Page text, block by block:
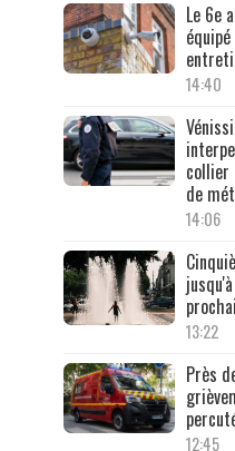
Le 6e
14:40
collier
de
14:06
13:22
Près
12:45